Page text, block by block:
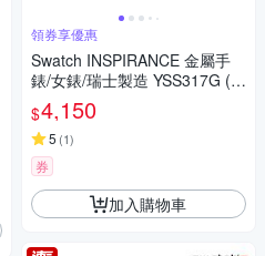
領券享優惠
Swatch INSPIRANCE 金屬手
錶/女錶/瑞士製造 YSS317G (2
5mm)
$4,150
5 (1)
券
加入購物車